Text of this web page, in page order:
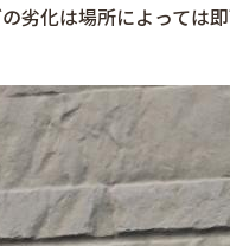
劣化は場所によっては